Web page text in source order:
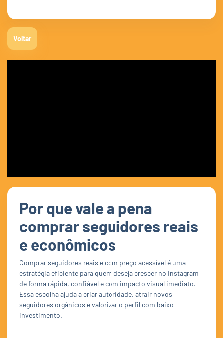
Voltar
Por que vale a pena
comprar seguidores reais
e econômicos
Comprar seguidores reais e com preço acessível é uma
estratégia eficiente para quem deseja crescer no Instagram
de forma rápida, confiável e com impacto visual imediato.
Essa escolha ajuda a criar autoridade, atrair novos
seguidores orgânicos e valorizar o perfil com baixo
investimento.